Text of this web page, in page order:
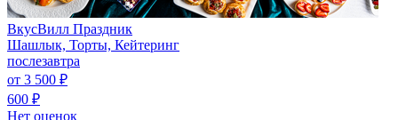
ВкусВилл Праздник
Шашлык, Торты, Кейтеринг
послезавтра
от 3 500 ₽
600 ₽
Нет оценок